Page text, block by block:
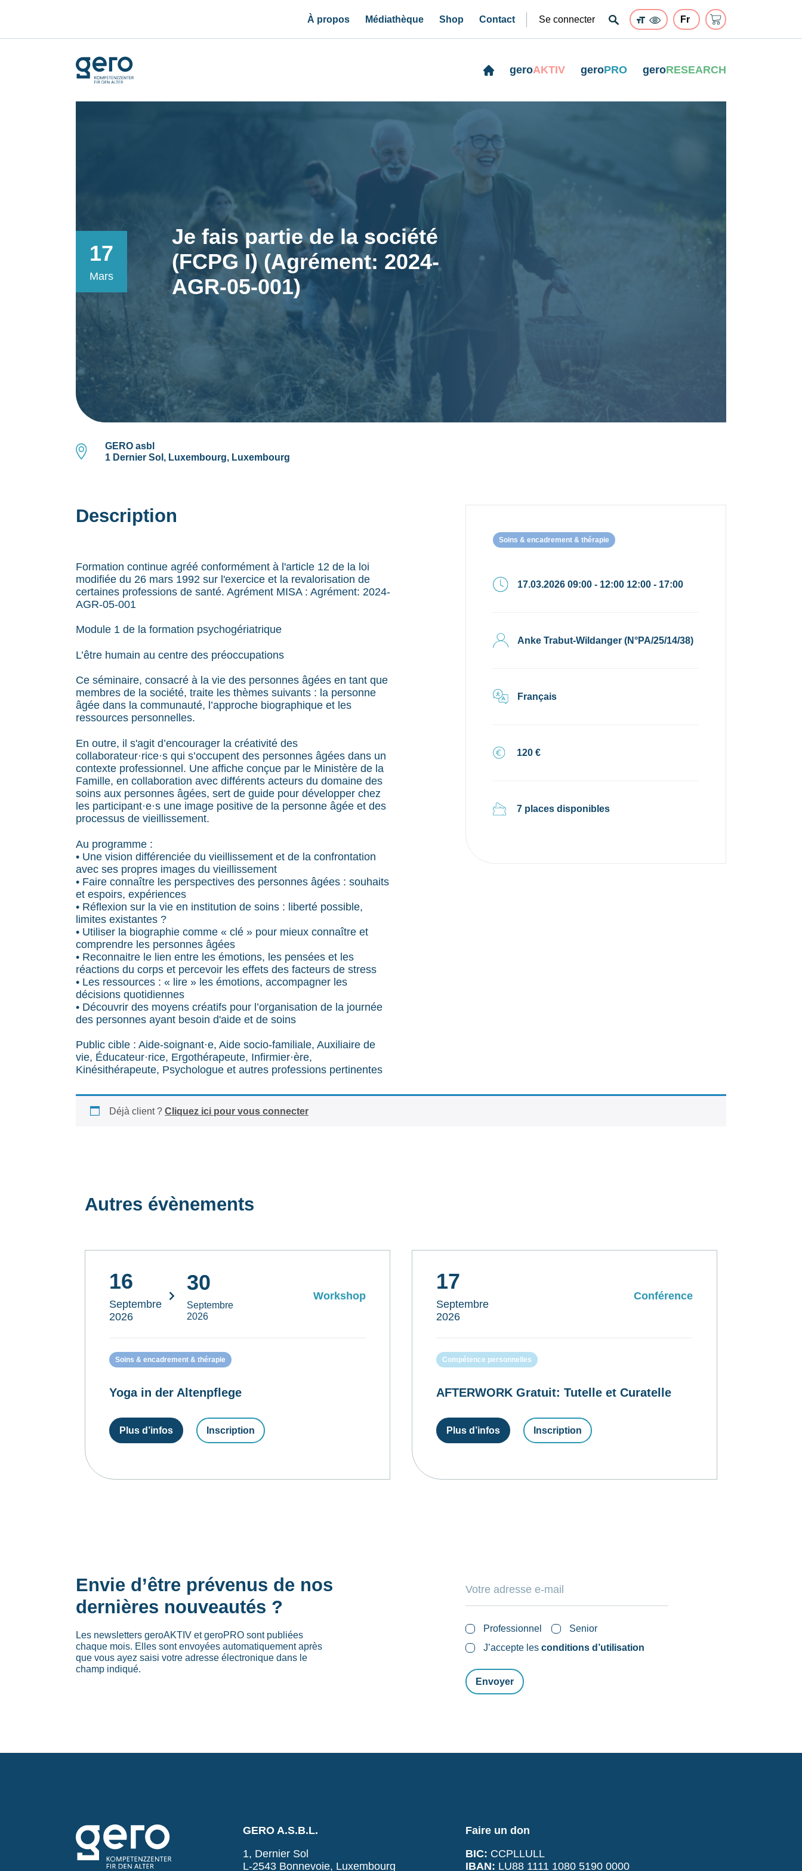
À propos Médiathèque Shop Contact Se connecter
geroAKTIV geroPRO geroRESEARCH
17
Mars
Je fais partie de la société
(FCPG I) (Agrément: 2024-
AGR-05-001)
GERO asbl
1 Dernier Sol, Luxembourg, Luxembourg
Description
Formation continue agréé conformément à l'article 12 de la loi
modifiée du 26 mars 1992 sur l'exercice et la revalorisation de
certaines professions de santé. Agrément MISA : Agrément: 2024-
AGR-05-001
Module 1 de la formation psychogériatrique
L’être humain au centre des préoccupations
Ce séminaire, consacré à la vie des personnes âgées en tant que
membres de la société, traite les thèmes suivants : la personne
âgée dans la communauté, l’approche biographique et les
ressources personnelles.
En outre, il s'agit d’encourager la créativité des
collaborateur·rice·s qui s’occupent des personnes âgées dans un
contexte professionnel. Une affiche conçue par le Ministère de la
Famille, en collaboration avec différents acteurs du domaine des
soins aux personnes âgées, sert de guide pour développer chez
les participant·e·s une image positive de la personne âgée et des
processus de vieillissement.
Au programme :
• Une vision différenciée du vieillissement et de la confrontation
avec ses propres images du vieillissement
• Faire connaître les perspectives des personnes âgées : souhaits
et espoirs, expériences
• Réflexion sur la vie en institution de soins : liberté possible,
limites existantes ?
• Utiliser la biographie comme « clé » pour mieux connaître et
comprendre les personnes âgées
• Reconnaitre le lien entre les émotions, les pensées et les
réactions du corps et percevoir les effets des facteurs de stress
• Les ressources : « lire » les émotions, accompagner les
décisions quotidiennes
• Découvrir des moyens créatifs pour l’organisation de la journée
des personnes ayant besoin d'aide et de soins
Public cible : Aide-soignant·e, Aide socio-familiale, Auxiliaire de
vie, Éducateur·rice, Ergothérapeute, Infirmier·ère,
Kinésithérapeute, Psychologue et autres professions pertinentes
Soins & encadrement & thérapie
17.03.2026 09:00 - 12:00 12:00 - 17:00
Anke Trabut-Wildanger (N°PA/25/14/38)
Français
120 €
7 places disponibles
Déjà client ? Cliquez ici pour vous connecter
Autres évènements
16
Septembre
2026
30
Septembre
2026
Workshop
Soins & encadrement & thérapie
Yoga in der Altenpflege
Plus d’infos Inscription
17
Septembre
2026
Conférence
Compétence personnelles
AFTERWORK Gratuit: Tutelle et Curatelle
Plus d’infos Inscription
Envie d’être prévenus de nos
dernières nouveautés ?
Les newsletters geroAKTIV et geroPRO sont publiées
chaque mois. Elles sont envoyées automatiquement après
que vous ayez saisi votre adresse électronique dans le
champ indiqué.
Professionnel
Senior
J’accepte lesconditions d’utilisation
GERO A.S.B.L.
1, Dernier Sol
L-2543 Bonnevoie, Luxembourg
Faire un don
BIC: CCPLLULL
IBAN: LU88 1111 1080 5190 0000